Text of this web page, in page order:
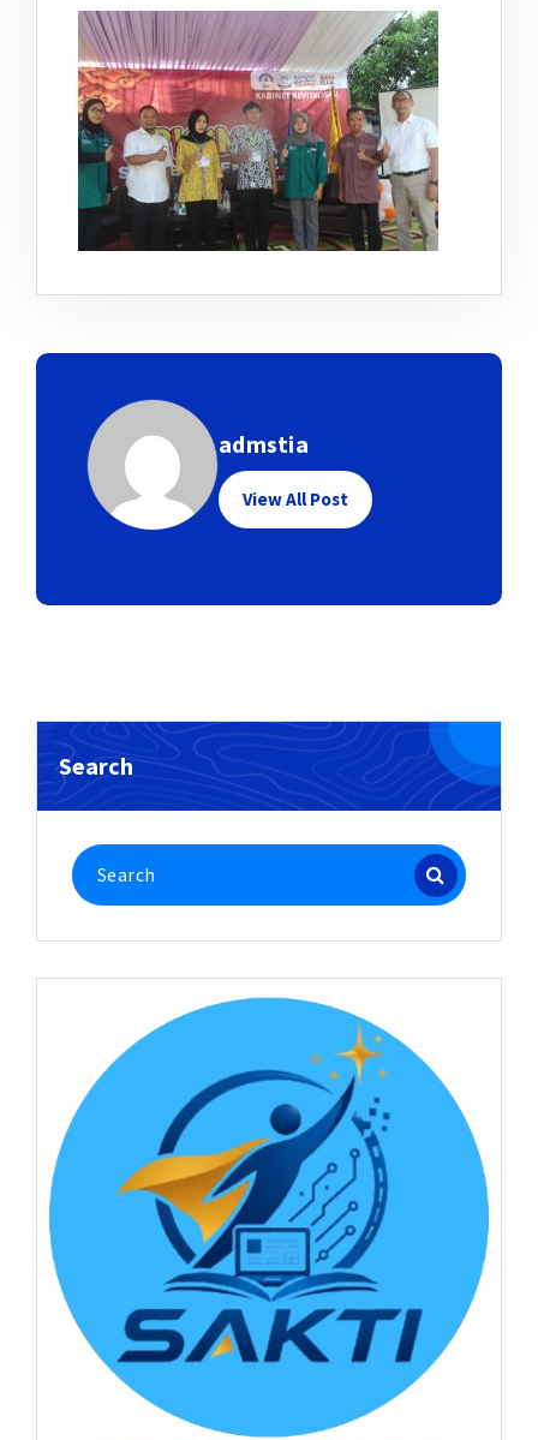
admstia
View All Post
Search
Search
for: